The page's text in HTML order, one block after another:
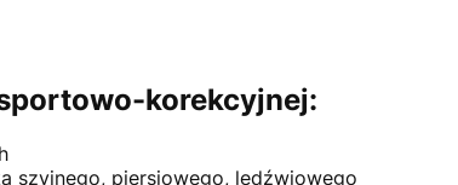
korekcyjnej:
szyjnego, piersiowego, lędźwiowego